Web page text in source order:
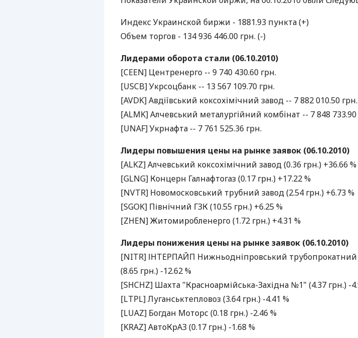
Индекс Украинской биржи - 1881.93 пункта (+)
Объем торгов - 134 936 446.00 грн. (-)
Лидерами оборота стали (06.10.2010)
[CEEN] Центренерго -- 9 740 430.60 грн.
[USCB] Укрсоцбанк -- 13 567 109.70 грн.
[AVDK] Авдіївський коксохімічний завод -- 7 882 010.50 грн.
[ALMK] Алчевський металургійний комбінат -- 7 848 733.90
[UNAF] Укрнафта -- 7 761 525.36 грн.
Лидеры повышения цены на рынке заявок (06.10.2010)
[ALKZ] Алчевський коксохімічний завод (0.36 грн.) +36.66 %
[GLNG] Концерн Галнафтогаз (0.17 грн.) +17.22 %
[NVTR] Новомосковський трубний завод (2.54 грн.) +6.73 %
[SGOK] Північний ГЗК (10.55 грн.) +6.25 %
[ZHEN] Житомиробленерго (1.72 грн.) +4.31 %
Лидеры понижения цены на рынке заявок (06.10.2010)
[NITR] ІНТЕРПАЙП Нижньодніпровський трубопрокатний
(8.65 грн.) -12.62 %
[SHCHZ] Шахта "Красноармійська-Західна №1" (4.37 грн.) -
[LTPL] Луганськтепловоз (3.64 грн.) -4.41 %
[LUAZ] Богдан Моторс (0.18 грн.) -2.46 %
[KRAZ] АвтоКрАЗ (0.17 грн.) -1.68 %